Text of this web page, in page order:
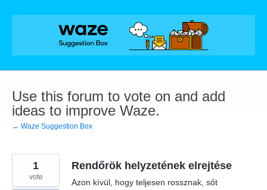
Skip
Use this forum to vote on and add
ideas to improve Waze.
← Waze Suggestion Box
Rendőrök helyzetének elrejtése
Azon kívül, hogy teljesen rossznak, sőt
1
vote